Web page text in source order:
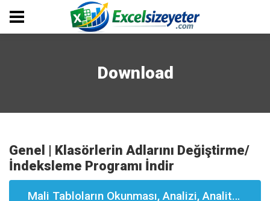
Download
Genel | Klasörlerin Adlarını Değiştirme/
İndeksleme Programı İndir
Mali Tabloların Okunması, Analizi, Analitği ve Yorumlanması Eğitimi